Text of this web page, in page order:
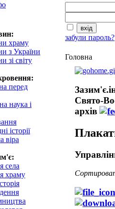
храму
з України
зі світу
перед
наука і
історії
віра
села
храму
забули пароль?
Головна
Свято-
архів